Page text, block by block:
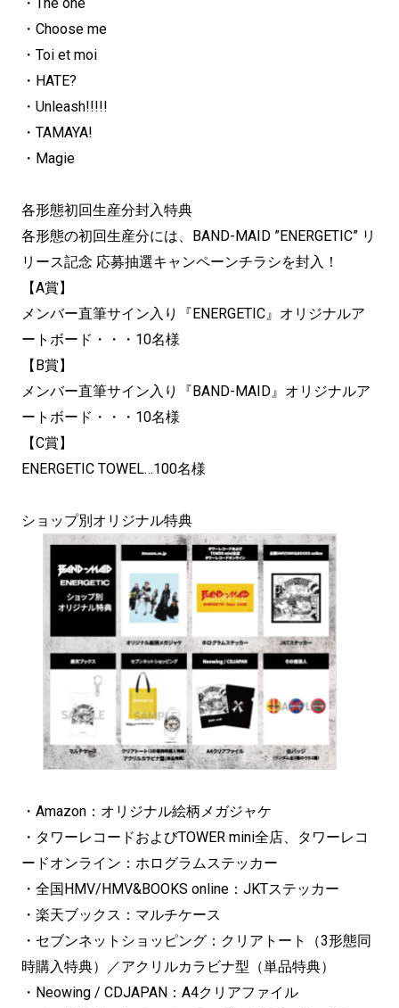
・The one
・Choose me
・Toi et moi
・HATE?
・Unleash!!!!!
・TAMAYA!
・Magie
各形態初回生産分封入特典
各形態の初回生産分には、BAND-MAID ”ENERGETIC” リ
リース記念 応募抽選キャンペーンチラシを封入！
【A賞】
メンバー直筆サイン入り『ENERGETIC』オリジナルア
ートボード・・・10名様
【B賞】
メンバー直筆サイン入り『BAND-MAID』オリジナルア
ートボード・・・10名様
【C賞】
ENERGETIC TOWEL…100名様
ショップ別オリジナル特典
・Amazon：オリジナル絵柄メガジャケ
・タワーレコードおよびTOWER mini全店、タワーレコ
ードオンライン：ホログラムステッカー
・全国HMV/HMV&BOOKS online：JKTステッカー
・楽天ブックス：マルチケース
・セブンネットショッピング：クリアトート（3形態同
時購入特典）／アクリルカラビナ型（単品特典）
・Neowing / CDJAPAN：A4クリアファイル